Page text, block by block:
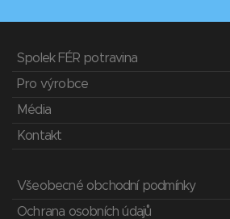
Spolek FÉR potravina
Pro výrobce
Média
Kontakt
Všeobecné obchodní podmínky
Ochrana osobních údajů